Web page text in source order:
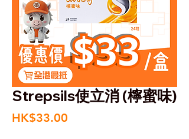
Strepsils使立消 (檸蜜味)
HK$33.00